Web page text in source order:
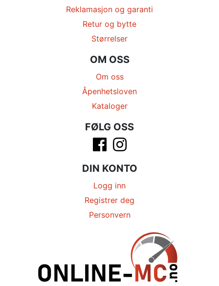
Reklamasjon og garanti
Retur og bytte
Størrelser
OM OSS
Om oss
Åpenhetsloven
Kataloger
FØLG OSS
DIN KONTO
Logg inn
Registrer deg
Personvern